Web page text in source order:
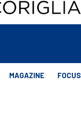
MAGAZINE FOCUS